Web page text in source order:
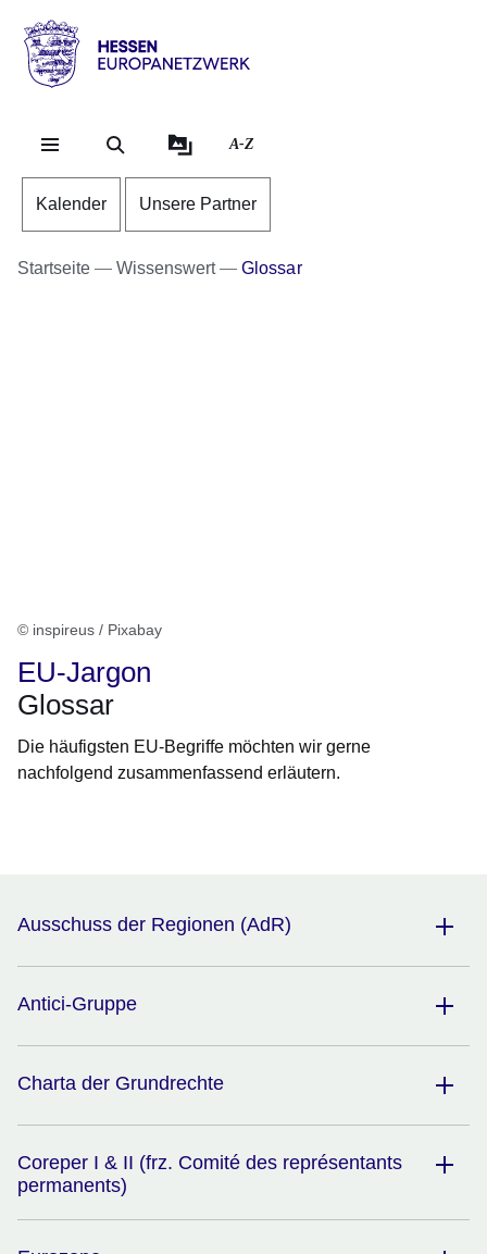
Hessen
Europanetzwerk
A-Z
Kalender Unsere Partner
Startseite Wissenswert Glossar
© inspireus / Pixabay
EU-Jargon
Glossar
Die häufigsten EU-Begriffe möchten wir gerne
nachfolgend zusammenfassend erläutern.
Ausschuss der Regionen (AdR)
Antici-Gruppe
Charta der Grundrechte
Coreper I & II (frz. Comité des représentants
permanents)